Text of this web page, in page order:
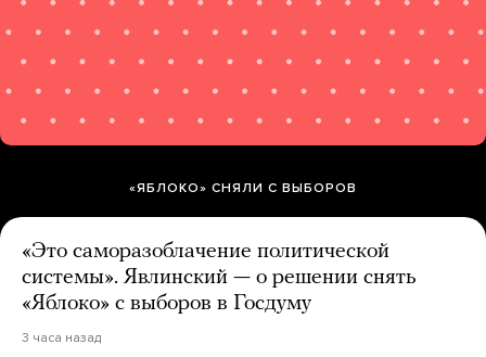
«ЯБЛОКО» СНЯЛИ С ВЫБОРОВ
«Это саморазоблачение политической
системы». Явлинский — о решении снять
«Яблоко» с выборов в Госдуму
3 часа назад